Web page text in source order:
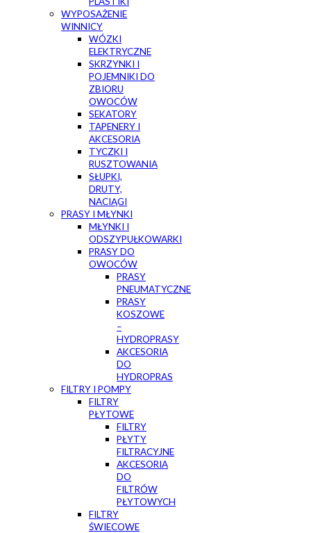
WYPOSAŻENIE
WINNICY
WÓZKI
ELEKTRYCZNE
SKRZYNKI I
POJEMNIKI DO
ZBIORU
OWOCÓW
SEKATORY
TAPENERY I
AKCESORIA
TYCZKI I
RUSZTOWANIA
SŁUPKI,
DRUTY,
NACIĄGI
PRASY I MŁYNKI
MŁYNKI I
ODSZYPUŁKOWARKI
PRASY DO
OWOCÓW
PRASY
PNEUMATYCZNE
PRASY
KOSZOWE
–
HYDROPRASY
AKCESORIA
DO
HYDROPRAS
FILTRY I POMPY
FILTRY
PŁYTOWE
FILTRY
PŁYTY
FILTRACYJNE
AKCESORIA
DO
FILTRÓW
PŁYTOWYCH
FILTRY
ŚWIECOWE